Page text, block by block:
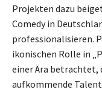
Projekten dazu
Comedy in
professionalisieren.
ikonischen Rolle in
einer Ära betrachtet,
aufkommende